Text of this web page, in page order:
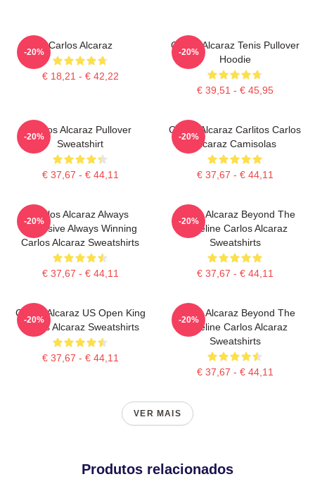
Carlos Alcaraz
€ 18,21 - € 42,22
-20%
Carlos Alcaraz Tenis Pullover
Hoodie
€ 39,51 - € 45,95
-20%
Carlos Alcaraz Pullover
Sweatshirt
€ 37,67 - € 44,11
-20%
Carlos Alcaraz Carlitos Carlos
Alcaraz Camisolas
€ 37,67 - € 44,11
-20%
Carlos Alcaraz Always
Explosive Always Winning
Carlos Alcaraz Sweatshirts
€ 37,67 - € 44,11
-20%
Carlos Alcaraz Beyond The
Baseline Carlos Alcaraz
Sweatshirts
€ 37,67 - € 44,11
-20%
Carlos Alcaraz US Open King
Carlos Alcaraz Sweatshirts
€ 37,67 - € 44,11
-20%
Carlos Alcaraz Beyond The
Baseline Carlos Alcaraz
Sweatshirts
€ 37,67 - € 44,11
-20%
VER MAIS
Produtos relacionados